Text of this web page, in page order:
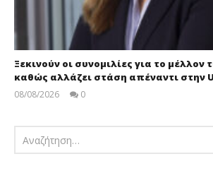
Ξεκινούν οι συνομιλίες για το μέλλον
καθώς αλλάζει στάση απέναντι στην
08/08/2026
0